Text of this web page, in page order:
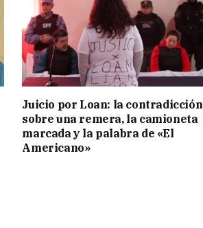
Juicio por Loan: la contradicción
sobre una remera, la camioneta
marcada y la palabra de «El
Americano»